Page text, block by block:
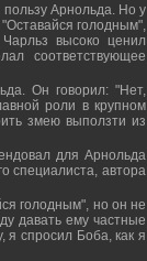
Арнольда. Но у
голодным",
высоко ценил
соответствующее
Он говорил: "Нет,
роли в крупном
змею выползти из
для Арнольда
специалиста, автора
голодным", но он не
давать ему частные
я спросил Боба, как я